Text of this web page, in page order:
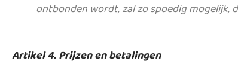
ontbonden wordt, zal zo spoedig
Artikel 4.Prijzen en betalingen